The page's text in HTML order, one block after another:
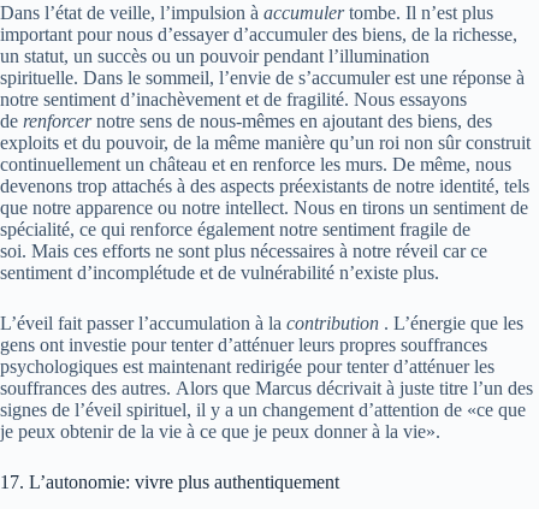
Dans l’état de veille, l’impulsion à accumulertombe. Il n’est plus
important pour nous d’essayer d’accumuler des biens, de la richesse,
un statut, un succès ou un pouvoir pendant l’illumination
spirituelle. Dans le sommeil, l’envie de s’accumuler est une réponse à
notre sentiment d’inachèvement et de fragilité. Nous essayons
de renforcernotre sens de nous-mêmes en ajoutant des biens, des
exploits et du pouvoir, de la même manière qu’un roi non sûr construit
continuellement un château et en renforce les murs. De même, nous
devenons trop attachés à des aspects préexistants de notre identité, tels
que notre apparence ou notre intellect. Nous en tirons un sentiment de
spécialité, ce qui renforce également notre sentiment fragile de
soi. Mais ces efforts ne sont plus nécessaires à notre réveil car ce
sentiment d’incomplétude et de vulnérabilité n’existe plus.
L’éveil fait passer l’accumulation à la contribution . L’énergie que les
gens ont investie pour tenter d’atténuer leurs propres souffrances
psychologiques est maintenant redirigée pour tenter d’atténuer les
souffrances des autres. Alors que Marcus décrivait à juste titre l’un des
signes de l’éveil spirituel, il y a un changement d’attention de «ce que
je peux obtenir de la vie à ce que je peux donner à la vie».
17. L’autonomie: vivre plus authentiquement